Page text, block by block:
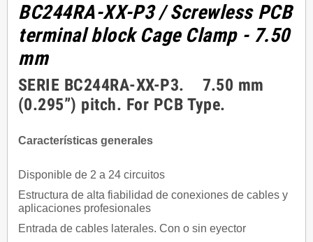
BC244RA-XX-P3/ Screwless PCB
terminal block Cage Clamp - 7.50
mm
SERIE BC244RA-XX-P3. 7.50 mm
(0.295”) pitch. For PCB Type.
Características generales
Disponible de 2 a 24 circuitos
Estructura de alta fiabilidad de conexiones de cables y
aplicaciones profesionales
Entrada de cables laterales. Con o sin eyector